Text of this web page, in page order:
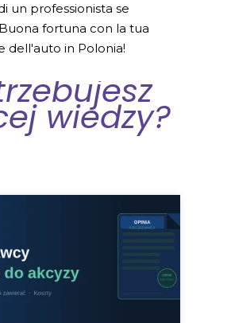
un professionista se
fortuna con la tua
dell'auto in Polonia!
wiedzy?